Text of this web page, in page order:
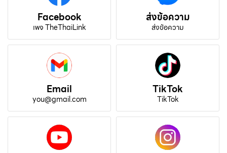
Facebook
เพจ TheThaiLink
ส่งข้อความ
ส่งข้อความ
Email
you@gmail.com
TikTok
TikTok